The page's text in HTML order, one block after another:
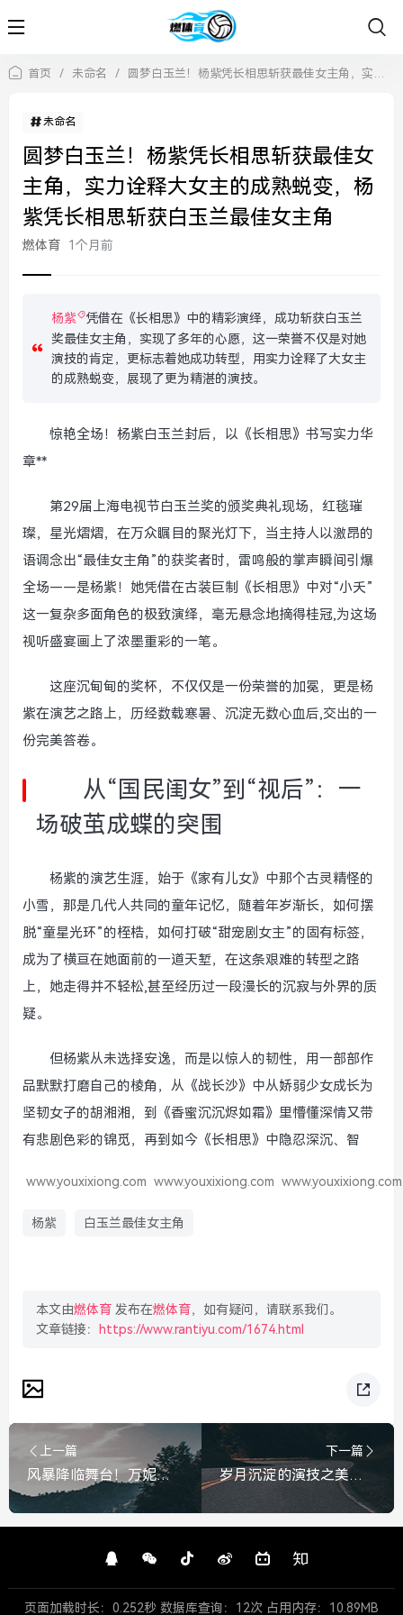
首页 / 未命名 / 圆梦白玉兰！杨紫凭长相思斩获最佳女主角，实力诠释大女主的成熟蜕变，杨紫凭长相思斩获白玉兰最佳女主角
未命名
圆梦白玉兰！杨紫凭长相思斩获最佳女
主角，实力诠释大女主的成熟蜕变，杨
紫凭长相思斩获白玉兰最佳女主角
燃体育 1个月前
杨紫
凭借在《长相思》中的精彩演绎，成功斩获白玉兰
奖最佳女主角，实现了多年的心愿，这一荣誉不仅是对她
演技的肯定，更标志着她成功转型，用实力诠释了大女主
的成熟蜕变，展现了更为精湛的演技。
惊艳全场！杨紫白玉兰封后，以《长相思》书写实力华
章**
第29届上海电视节白玉兰奖的颁奖典礼现场，红毯璀
璨，星光熠熠，在万众瞩目的聚光灯下，当主持人以激昂的
语调念出“最佳女主角”的获奖者时，雷鸣般的掌声瞬间引爆
全场——是杨紫！她凭借在古装巨制《长相思》中对“小夭”
这一复杂多面角色的极致演绎，毫无悬念地摘得桂冠,为这场
视听盛宴画上了浓墨重彩的一笔。
这座沉甸甸的奖杯，不仅仅是一份荣誉的加冕，更是杨
紫在演艺之路上，历经数载寒暑、沉淀无数心血后,交出的一
份完美答卷。
从“国民闺女”到“视后”：一
场破茧成蝶的突围
杨紫的演艺生涯，始于《家有儿女》中那个古灵精怪的
小雪，那是几代人共同的童年记忆，随着年岁渐长，如何摆
脱“童星光环”的桎梏，如何打破“甜宠剧女主”的固有标签，
成为了横亘在她面前的一道天堑，在这条艰难的转型之路
上，她走得并不轻松,甚至经历过一段漫长的沉寂与外界的质
疑。
但杨紫从未选择安逸，而是以惊人的韧性，用一部部作
品默默打磨自己的棱角，从《战长沙》中从娇弱少女成长为
坚韧女子的胡湘湘，到《香蜜沉沉烬如霜》里懵懂深情又带
有悲剧色彩的锦觅，再到如今《长相思》中隐忍深沉、智
www.youxixiong.com www.youxixiong.com www.youxixiong.com
杨紫 白玉兰最佳女主角
本文由燃体育 发布在燃体育，如有疑问，请联系我们。
文章链接：
https://www.rantiyu.com/1674.html
上一篇
风暴降临舞台！万妮达空降歌手夺冠，无可匹敌的西非风情炸翻全场，万妮达空降歌手夺冠，无可匹敌西非风情炸翻全场
下一篇
岁月沉淀的演技之美，迟蓬斩获白玉兰最佳女配角，迟蓬斩获白玉兰最佳女配角，岁月沉淀的演技之美
页面加载时长：0.252秒 数据库查询：12次 占用内存：10.89MB